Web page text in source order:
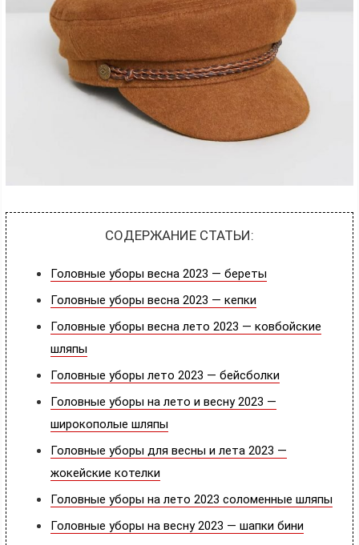
СОДЕРЖАНИЕ СТАТЬИ:
Головные уборы весна 2023 — береты
Головные уборы весна 2023 — кепки
Головные уборы весна лето 2023 — ковбойские
шляпы
Головные уборы лето 2023 — бейсболки
Головные уборы на лето и весну 2023 —
широкополые шляпы
Головные уборы для весны и лета 2023 —
жокейские котелки
Головные уборы на лето 2023 соломенные шляпы
Головные уборы на весну 2023 — шапки бини